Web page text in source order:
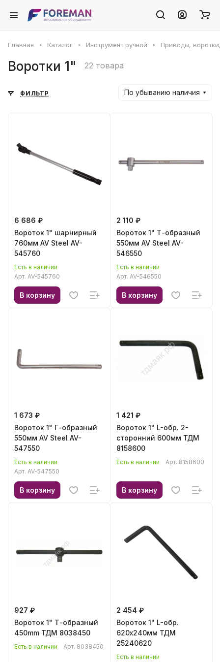
Главная Каталог Инструмент ручной Приводы,
Воротки 1" 22 товара
ФИЛЬТР По убыванию наличия
6 686 ₽
Вороток 1" шарнирный
760мм AV Steel AV-
545760
Есть в наличии
Арт. AV-545760
В корзину
2 110 ₽
Вороток 1" Т-образный
550мм AV Steel AV-
546550
Есть в наличии
Арт. AV-546550
В корзину
1 673 ₽
Вороток 1" Г-образный
550мм AV Steel AV-
547550
Есть в наличии
Арт. AV-547550
В корзину
1 421 ₽
Вороток 1" L-обр. 2-
сторонний 600мм ТДМ
8158600
Есть в наличии Арт. 8158600
В корзину
927 ₽
Вороток 1" Т-образный
450mm ТДМ 8038450
Есть в наличии Арт. 8038450
2 454 ₽
Вороток 1" L-обр.
620х240мм ТДМ
25240620
Есть в наличии